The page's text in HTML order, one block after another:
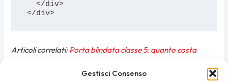
Gestisci Consenso
</div>
Articoli correlati:Porta blindata classe 5: quanto costa
temperato per porte e finestre·Porta blindata per